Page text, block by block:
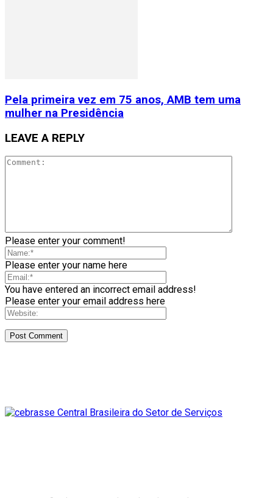
Pela primeira vez em 75 anos, AMB tem uma
mulher na Presidência
LEAVE A REPLY
Please enter your comment!
Please enter your name here
You have entered an incorrect email address!
Please enter your email address here